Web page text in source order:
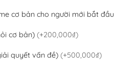
cơ bản cho người mới bắt đầu
cơ bản) (+200,000₫)
quyết vấn đề) (+500,000₫)